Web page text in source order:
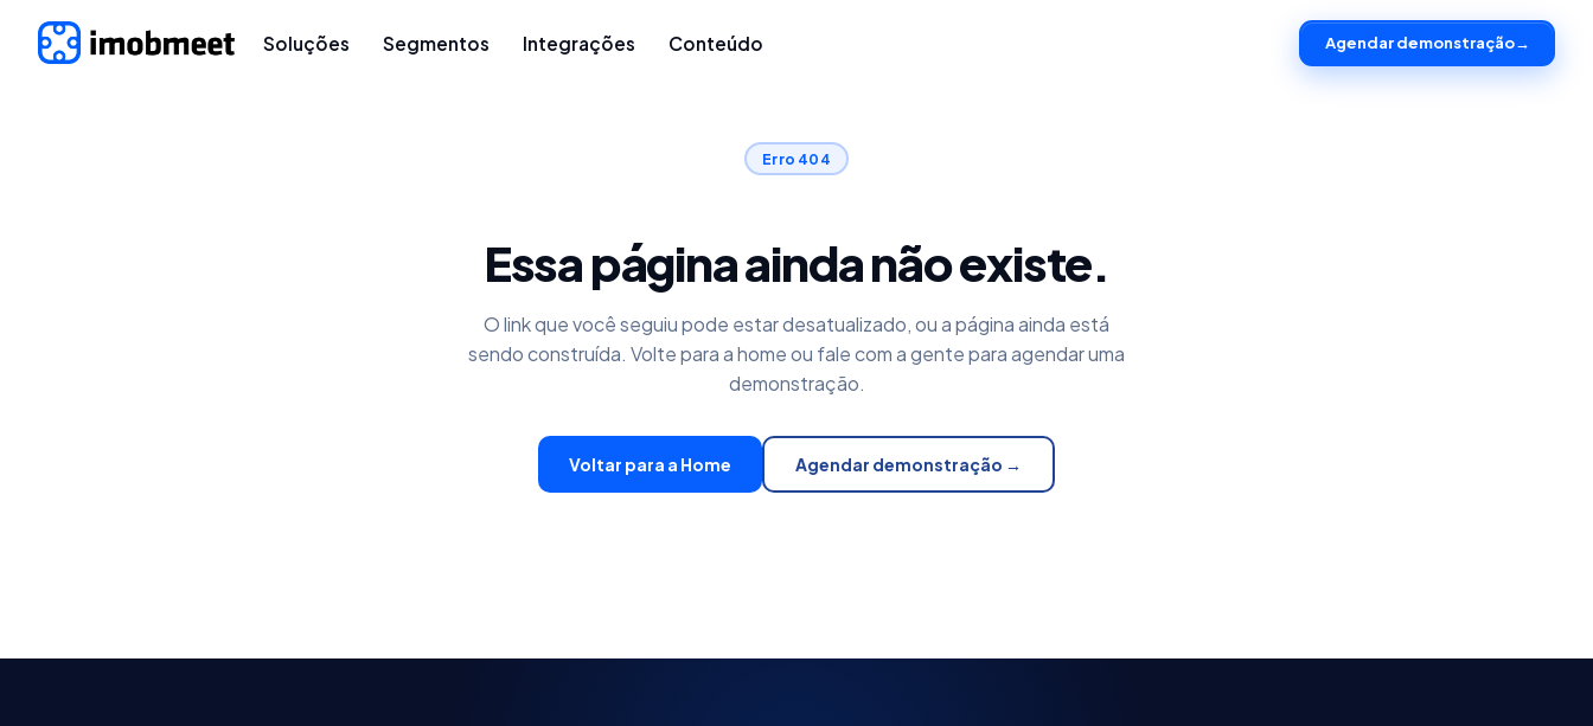
Soluções Segmentos Integrações Conteúdo Agendar demonstração→
Erro 404
Essa página ainda não existe.
O link que você seguiu pode estar desatualizado, ou a página ainda está
sendo construída. Volte para a home ou fale com a gente para agendar uma
demonstração.
Voltar para a Home Agendar demonstração →